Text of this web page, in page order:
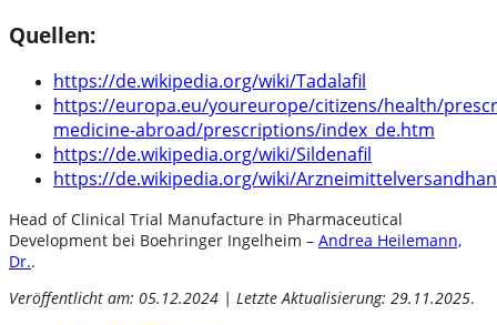
Quellen:
https://de.wikipedia.org/wiki/Tadalafil
https://europa.eu/youreurope/citizens/health/
medicine-abroad/prescriptions/index_de.htm
https://de.wikipedia.org/wiki/Sildenafil
https://de.wikipedia.org/wiki/
Head of Clinical Trial Manufacture in Pharmaceutical
Development bei Boehringer Ingelheim – Andrea Heilemann,
Dr..
Veröffentlicht am: 05.12.2024 | Letzte Aktualisierung: 29.11.2025.